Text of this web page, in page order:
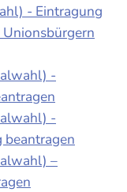
- Eintragung
-
-
beantragen
–